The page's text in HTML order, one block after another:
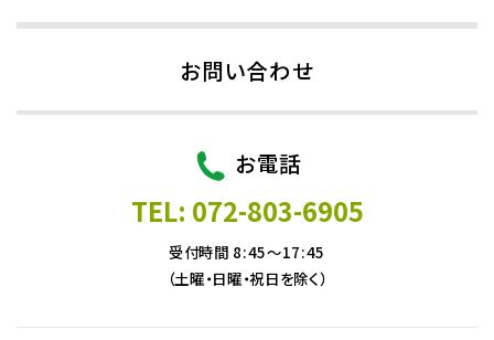
お問い合わせ
お電話
TEL: 072-803-6905
受付時間 8:45～17:45
（土曜・日曜・祝日を除く）